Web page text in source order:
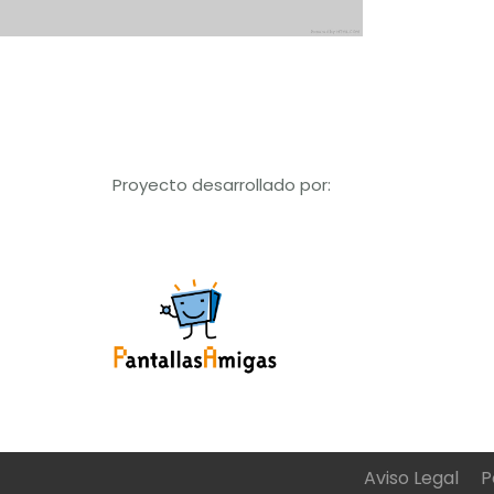
Proyecto desarrollado por:
Aviso Legal